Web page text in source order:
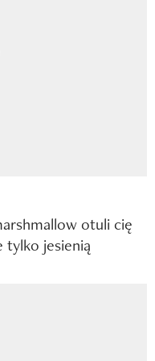
otuli cię
tylko jesienią